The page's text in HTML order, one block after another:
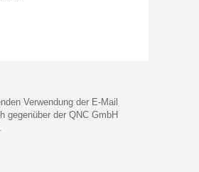
Verwendung der E-Mail
der QNC GmbH